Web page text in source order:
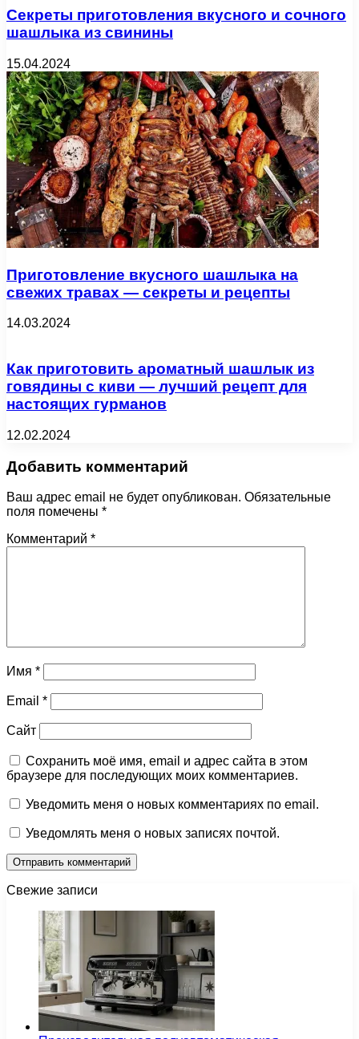
Секреты приготовления вкусного и сочного
шашлыка из свинины
15.04.2024
Приготовление вкусного шашлыка на
свежих травах — секреты и рецепты
14.03.2024
Как приготовить ароматный шашлык из
говядины с киви — лучший рецепт для
настоящих гурманов
12.02.2024
Добавить комментарий
Ваш адрес email не будет опубликован. Обязательные
поля помечены *
Комментарий *
Имя *
Email *
Сайт
Сохранить моё имя, email и адрес сайта в этом
браузере для последующих моих комментариев.
Уведомить меня о новых комментариях по email.
Уведомлять меня о новых записях почтой.
Свежие записи